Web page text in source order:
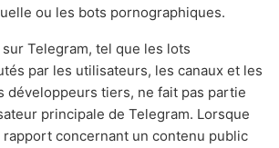
ou les bots pornographiques.
Telegram, tel que les lots
par les utilisateurs, les canaux et les
développeurs tiers, ne fait pas partie
principale de Telegram. Lorsque
concernant un contenu public